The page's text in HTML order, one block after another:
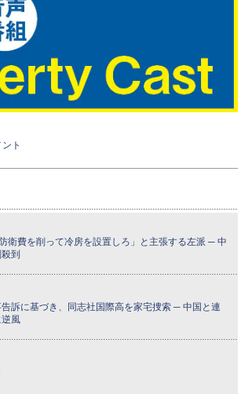
ト
衛費を削って冷房を設置しろ」と主張する左派 ─ 中
到
訴に基づき、同志社国際高を家宅捜索 ─ 中国と連
風